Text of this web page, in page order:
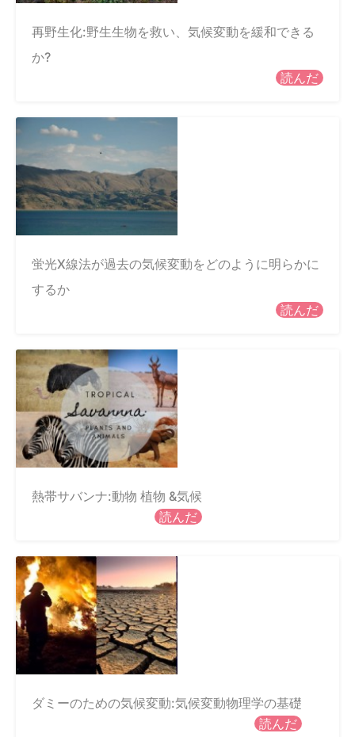
再野生化:野生生物を救い、気候変動を緩和できる
か?
読んだ
蛍光X線法が過去の気候変動をどのように明らかに
するか
読んだ
熱帯サバンナ:動物 植物 &気候
読んだ
ダミーのための気候変動:気候変動物理学の基礎
読んだ